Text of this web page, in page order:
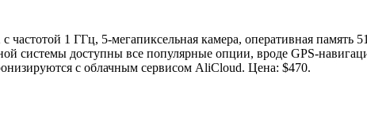
1 ГГц, 5-мегапиксельная камера, оперативная память
системы доступны все популярные опции, вроде GPS-
с облачным сервисом AliCloud. Цена: $470.